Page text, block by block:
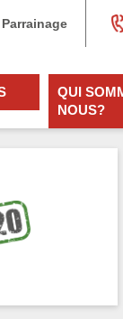
Parrainage
QUI
NOUS?